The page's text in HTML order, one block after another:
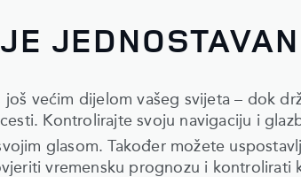
JEDNOSTAVAN
još većim dijelom vašeg svijeta – dok
Kontrolirajte svoju navigaciju i
glasom. Također možete
vremensku prognozu i kontrolirati